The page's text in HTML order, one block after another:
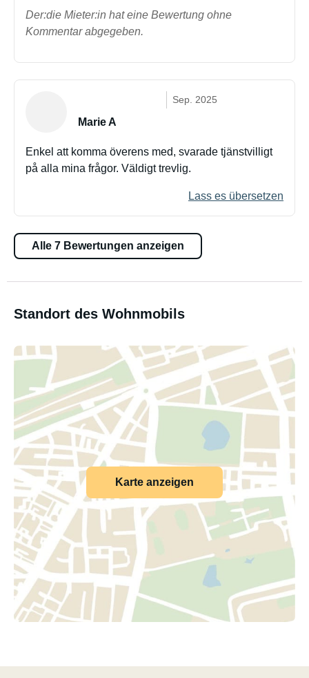
Der:die Mieter:in hat eine Bewertung ohne
Kommentar abgegeben.
Sep. 2025
Marie A
Enkel att komma överens med, svarade tjänstvilligt
på alla mina frågor. Väldigt trevlig.
Lass es übersetzen
Alle 7 Bewertungen anzeigen
Standort des Wohnmobils
Karte anzeigen